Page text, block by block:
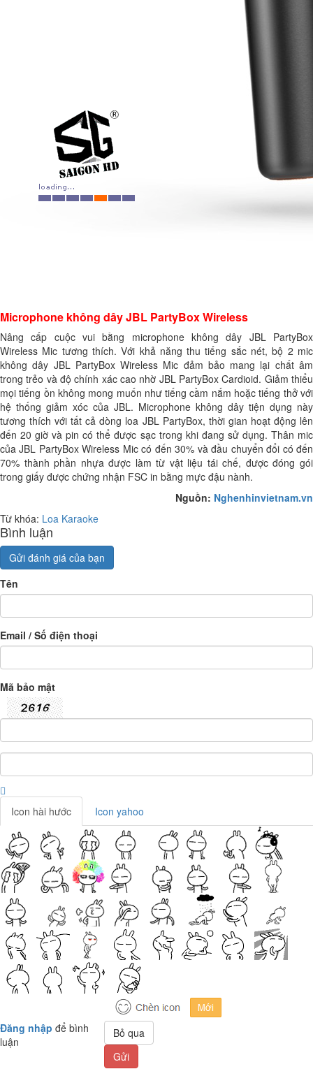
Microphone không dây JBL PartyBox Wireless
Nâng cấp cuộc vui bằng microphone không dây JBL PartyBox
Wireless Mic tương thích. Với khả năng thu tiếng sắc nét, bộ 2 mic
không dây JBL PartyBox Wireless Mic đảm bảo mang lại chất âm
trong trẻo và độ chính xác cao nhờ JBL PartyBox Cardioid. Giảm thiểu
mọi tiếng ồn không mong muốn như tiếng cầm nắm hoặc tiếng thở với
hệ thống giảm xóc của JBL. Microphone không dây tiện dụng này
tương thích với tất cả dòng loa JBL PartyBox, thời gian hoạt động lên
đến 20 giờ và pin có thể được sạc trong khi đang sử dụng. Thân mic
của JBL PartyBox Wireless Mic có đến 30% và đầu chuyển đổi có đến
70% thành phần nhựa được làm từ vật liệu tái chế, được đóng gói
trong giấy được chứng nhận FSC in bằng mực đậu nành.
Nguồn: Nghenhinvietnam.vn
Từ khóa: Loa Karaoke
Bình luận
Gửi đánh giá của bạn
Tên
Email / Số điện thoại
Mã bảo mật
Icon hài hước Icon yahoo
Đăng nhập để bình
luận
Bỏ qua
Gửi